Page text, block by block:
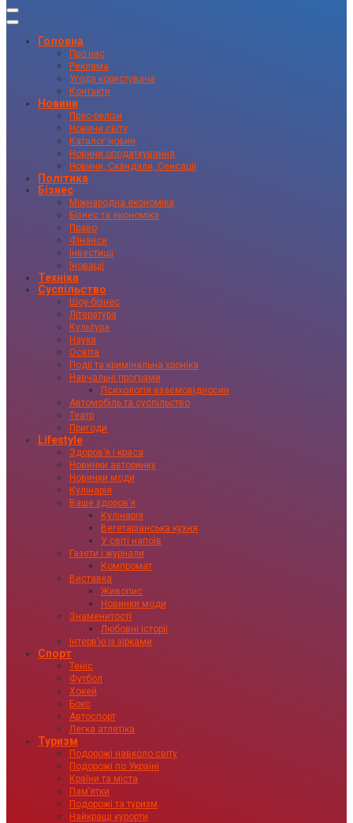
Головна
Про нас
Реклама
Угода користувача
Контакти
Новини
Прес-релізи
Новини світу
Каталог новин
Новини оподаткування
Новини, Скандали, Сенсації
Політика
Бізнес
Міжнародна економіка
Бізнес та економіка
Право
Фінанси
Інвестиції
Іновації
Техніка
Суспільство
Шоу-бізнес
Література
Культура
Наука
Освіта
Події та кримінальна хроніка
Навчальні програми
Психологія взаємовідносин
Автомобіль та суспільство
Театр
Пригоди
Lifestyle
Здоровʼя і краса
Новинки авторинку
Новинки моди
Кулінарія
Ваше здоровʼя
Кулінарія
Вегетаріанська кухня
У світі напоїв
Газети і журнали
Компромат
Виставка
Живопис
Новинки моди
Знаменитості
Любовні історії
Інтервʼю із зірками
Спорт
Теніс
Футбол
Хокей
Бокс
Автоспорт
Легка атлетіка
Туризм
Подорожі навколо світу
Подорожі по Україні
Країни та міста
Пам’ятки
Подорожі та туризм
Найкращі курорти